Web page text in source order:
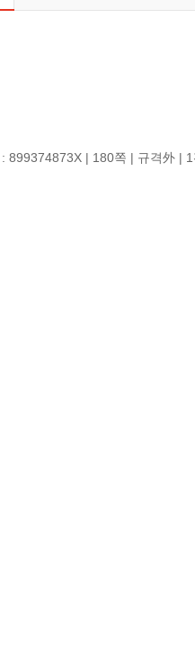
899374873X | 180쪽 | 규격外 |